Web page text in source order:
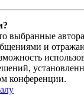
выбранные
и
конференции.